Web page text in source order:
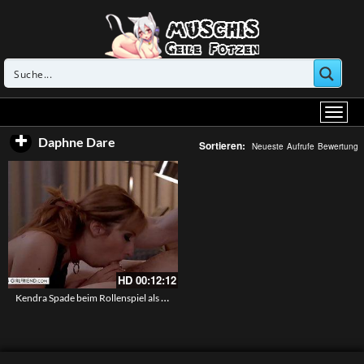
Daphne Dare Sortieren: Neueste Aufrufe Bewertung
HD 00:12:12
Kendra Spade beim Rollenspiel als notgeile Stiefschwester